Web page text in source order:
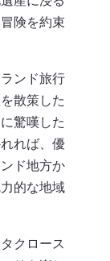
険を約束
ンド旅行
散策した
驚嘆した
れば、優
ド地方か
的な地域
クロース